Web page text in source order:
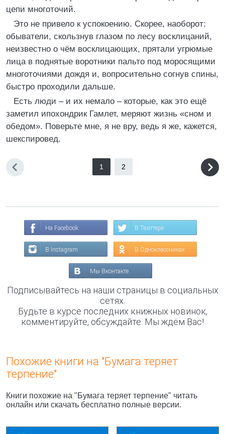
цепи многоточий.
Это не привело к успокоению. Скорее, наоборот:
обыватели, скользнув глазом по лесу восклицаний,
неизвестно о чём восклицающих, прятали угрюмые
лица в поднятые воротники пальто под моросящими
многоточиями дождя и, вопросительно согнув спины,
быстро проходили дальше.
Есть люди – и их немало – которые, как это ещё
заметил ипохондрик Гамлет, меряют жизнь «сном и
обедом». Поверьте мне, я не вру, ведь я же, кажется,
шекспировед.
1 2
На Facebook В Твиттере
В Instagram В Одноклассниках
Мы Вконтакте
Подписывайтесь на наши страницы в социальных
сетях.
Будьте в курсе последних книжных новинок,
комментируйте, обсуждайте. Мы ждём Вас!
Похожие книги на "Бумага теряет
терпение"
Книги похожие на "Бумага теряет терпение" читать
онлайн или скачать бесплатно полные версии.